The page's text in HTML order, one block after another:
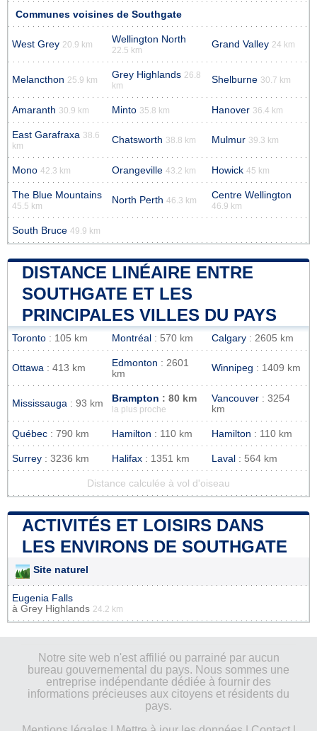
Communes voisines de Southgate
West Grey 20.9 km Wellington North
22.5 km
Grand Valley 24 km
Melancthon 25.9 km Grey Highlands 26.8
km
Shelburne 30.7 km
Amaranth 30.9 km Minto 35.8 km Hanover 36.4 km
East Garafraxa 38.6
km
Chatsworth 38.8 km Mulmur 39.3 km
Mono 42.3 km Orangeville 43.2 km Howick 45 km
The Blue Mountains
45.5 km
North Perth 46.3 km Centre Wellington
46.9 km
South Bruce 49.9 km
DISTANCE LINÉAIRE ENTRE
SOUTHGATE ET LES
PRINCIPALES VILLES DU PAYS
Toronto : 105 km Montréal : 570 km Calgary : 2605 km
Ottawa : 413 km Edmonton : 2601
km
Winnipeg : 1409 km
Mississauga : 93 km Brampton : 80 km
la plus proche
Vancouver : 3254
km
Québec : 790 km Hamilton : 110 km Hamilton : 110 km
Surrey : 3236 km Halifax : 1351 km Laval : 564 km
Distance calculée à vol d'oiseau
ACTIVITÉS ET LOISIRS DANS
LES ENVIRONS DE SOUTHGATE
Site naturel
Eugenia Falls
à Grey Highlands 24.2 km
Notre site web n'est affilié ou parrainé par aucun
bureau gouvernemental du pays. Nous sommes une
entreprise indépendante dédiée à fournir des
informations précieuses aux citoyens et résidents du
pays.